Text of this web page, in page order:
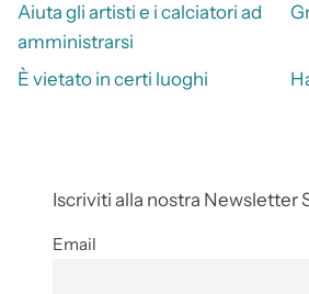
Aiuta gli artisti e i calciatori ad
amministrarsi
È vietato in certi luoghi
Iscriviti alla nostra Newsletter
Email